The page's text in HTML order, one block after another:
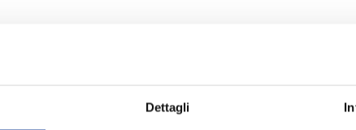
Dettagli
sport e abbigliamento a Napoli.
articoli sportivi: abbigliamento, calzature e accessori dei migliori